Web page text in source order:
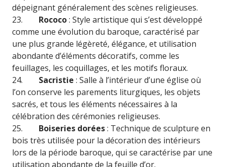
dépeignant généralement des scènes religieuses.
23. Rococo: Style artistique qui s’est développé
comme une évolution du baroque, caractérisé par
une plus grande légèreté, élégance, et utilisation
abondante d’éléments décoratifs, comme les
feuillages, les coquillages, et les motifs floraux.
24. Sacristie : Salle à l’intérieur d’une église où
l’on conserve les parements liturgiques, les objets
sacrés, et tous les éléments nécessaires à la
célébration des cérémonies religieuses.
25. Boiseries dorées: Technique de sculpture en
bois très utilisée pour la décoration des intérieurs
lors de la période baroque, qui se caractérise par une
utilisation abondante de la feuille d’or.